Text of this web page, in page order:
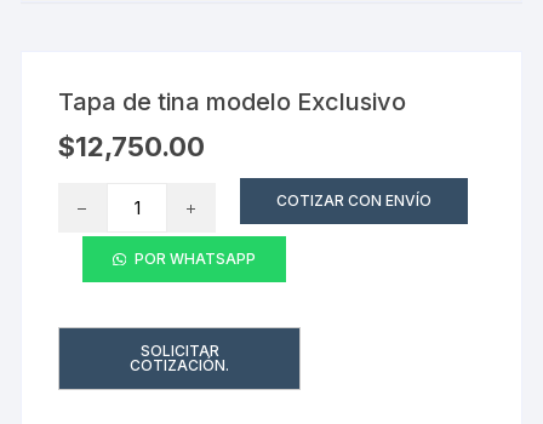
Tapa de tina modelo Exclusivo
$12,750.00
Tapa
tina
modelo
cantidad
COTIZAR CON ENVÍO
POR WHATSAPP